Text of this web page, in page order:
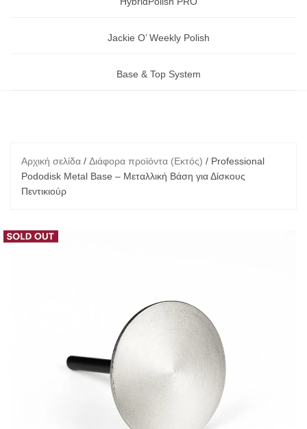
Jackie O’ Weekly Polish
Base & Top System
Αρχική σελίδα / Διάφορα προϊόντα (Εκτός) / Professional
Pododisk Metal Base – Μεταλλική Βάση για Δίσκους
Πεντικιούρ